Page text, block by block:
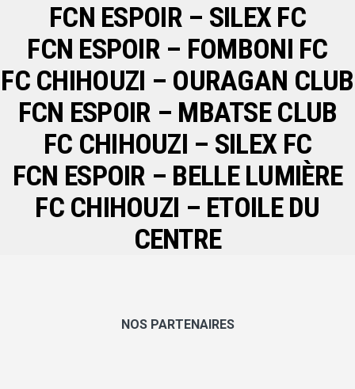
FCN ESPOIR – SILEX FC
FCN ESPOIR – FOMBONI FC
FC CHIHOUZI – OURAGAN CLUB
FCN ESPOIR – MBATSE CLUB
FC CHIHOUZI – SILEX FC
FCN ESPOIR – BELLE LUMIÈRE
FC CHIHOUZI – ETOILE DU
CENTRE
NOS PARTENAIRES